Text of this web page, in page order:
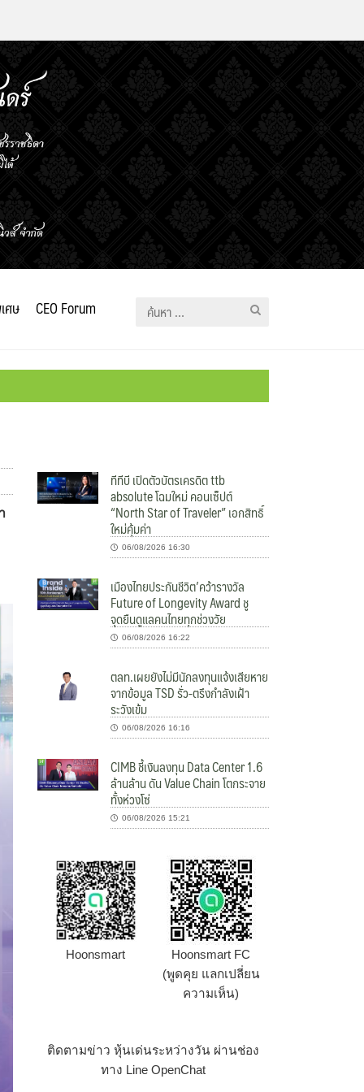
ศษ CEO Forum
ค้นหา
ทีทีบี เปิดตัวบัตรเครดิต ttb
absolute โฉมใหม่ คอนเซ็ปต์
“North Star of Traveler” เอกสิทธิ์
ใหม่คุ้มค่า
06/08/2026 16:30
เมืองไทยประกันชีวิต’คว้ารางวัล
Future of Longevity Award ชู
จุดยืนดูแลคนไทยทุกช่วงวัย
06/08/2026 16:22
ตลท.เผยยังไม่มีนักลงทุนแจ้งเสียหาย
จากข้อมูล TSD รั่ว-ตรึงกำลังเฝ้า
ระวังเข้ม
06/08/2026 16:16
CIMB ชี้เงินลงทุน Data Center 1.6
ล้านล้าน ดัน Value Chain โตกระจาย
ทั้งห่วงโซ่
06/08/2026 15:21
Hoonsmart
Hoonsmart FC
(พูดคุย แลกเปลี่ยน
ความเห็น)
ติดตามข่าว หุ้นเด่นระหว่างวัน ผ่านช่อง
ทาง Line OpenChat